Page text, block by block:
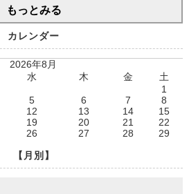
もっとみる
カレンダー
2026年8月
水 木 金
土
1
5 6 7
8
12 13 14
15
19 20 21
22
26 27 28
29
【月別】